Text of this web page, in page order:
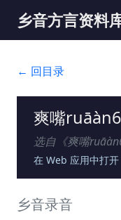
乡音方言资料
← 回目录
爽嘴ruāàn6
选自《爽嘴
在 Web 应用中打开
乡音录音